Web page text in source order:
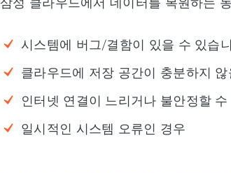
시스템에 버그/결함이 있을 수 있습
클라우드에 저장 공간이 충분하지 않
인터넷 연결이 느리거나 불안정할 수
일시적인 시스템 오류인 경우